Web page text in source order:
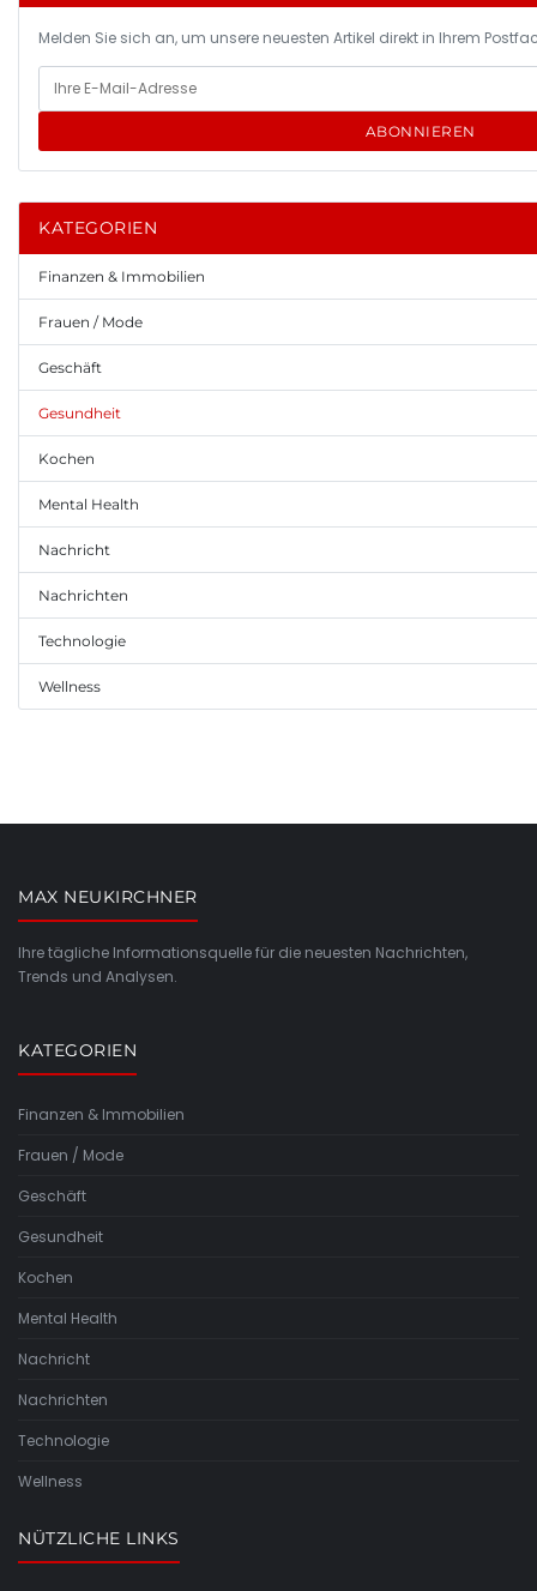
Melden Sie sich an, um unsere neuesten Artikel direkt in Ihrem
ABONNIEREN
KATEGORIEN
Finanzen & Immobilien
Frauen / Mode
Geschäft
Gesundheit
Kochen
Mental Health
Nachricht
Nachrichten
Technologie
Wellness
MAX NEUKIRCHNER
Ihre tägliche Informationsquelle für die neuesten Nachrichten,
Trends und Analysen.
KATEGORIEN
Finanzen & Immobilien
Frauen / Mode
Geschäft
Gesundheit
Kochen
Mental Health
Nachricht
Nachrichten
Technologie
Wellness
NÜTZLICHE LINKS